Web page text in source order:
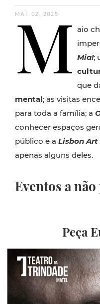
MAI. 02, 2025
M aio
Mia!;
que
mental; as visitas
para toda a família; a
conhecer espaços
público e a Lisbon
apenas alguns deles.
Eventos a
Peça